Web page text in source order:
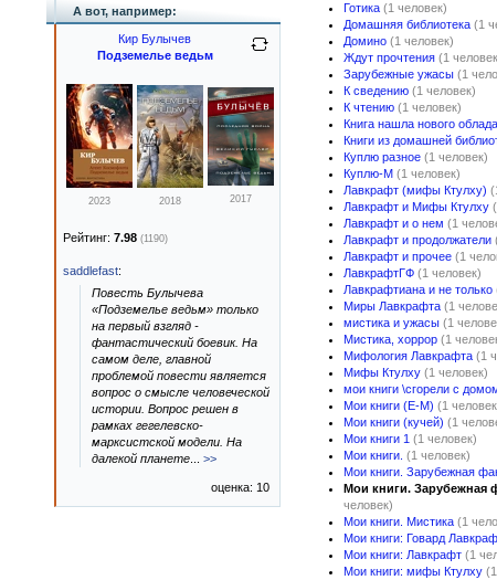
Готика (1 человек)
Домашняя библиотека (1
Домино (1 человек)
Ждут прочтения (1
Зарубежные ужасы (1
К сведению (1 человек)
К чтению (1 человек)
Книга нашла нового
Книги из домашней
Куплю разное (1 человек)
Куплю-М (1 человек)
Лавкрафт (мифы Ктулху)
Лавкрафт и Мифы Ктулху
Лавкрафт и о нем (1
Лавкрафт и продолжатели
Лавкрафт и прочее (1
ЛавкрафтГФ (1 человек)
Лавкрафтиана и не только
Миры Лавкрафта (1
мистика и ужасы (1
Мистика, хоррор (1
Мифология Лавкрафта (1
Мифы Ктулху (1 человек)
мои книги \сгорели с
Мои книги (Е-М) (1
Мои книги (кучей) (1
Мои книги 1 (1 человек)
Мои книги. (1 человек)
Мои книги. Зарубежная
Мои книги. Зарубежная
человек)
Мои книги. Мистика (1
Мои книги: Говард
Мои книги: Лавкрафт (1
Мои книги: мифы Ктулху
А вот, например:
Кир Булычев
Подземелье ведьм
2023 2018 2017
Рейтинг: 7.98 (1190)
saddlefast:
Повесть Булычева
«Подземелье ведьм» только
на первый взгляд -
фантастический боевик. На
самом деле, главной
проблемой повести является
вопрос о смысле человеческой
истории. Вопрос решен в
рамках гегелевско-
марксистской модели. На
далекой планете
>>
оценка: 10